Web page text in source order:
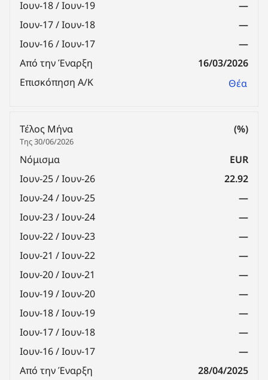
Ιουν-18 / Ιουν-19
—
Ιουν-17 / Ιουν-18
—
Ιουν-16 / Ιουν-17
—
Από την Έναρξη
16/03/2026
Επισκόπηση Α/Κ
Θέα
Τέλος Μήνα
Της 30/06/2026
(%)
Νόμισμα
EUR
Ιουν-25 / Ιουν-26
22.92
Ιουν-24 / Ιουν-25
—
Ιουν-23 / Ιουν-24
—
Ιουν-22 / Ιουν-23
—
Ιουν-21 / Ιουν-22
—
Ιουν-20 / Ιουν-21
—
Ιουν-19 / Ιουν-20
—
Ιουν-18 / Ιουν-19
—
Ιουν-17 / Ιουν-18
—
Ιουν-16 / Ιουν-17
—
Από την Έναρξη
28/04/2025